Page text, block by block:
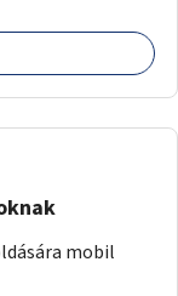
mobil